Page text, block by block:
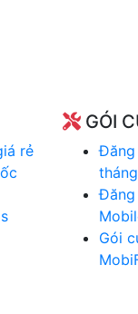
rẻ
GÓI
Đăng
tháng
Đăng
Gói